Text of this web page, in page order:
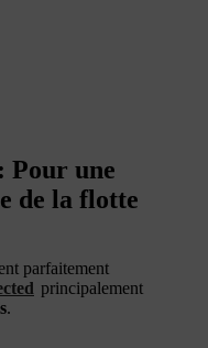
Pour une
de la flotte
parfaitement
principalement
.